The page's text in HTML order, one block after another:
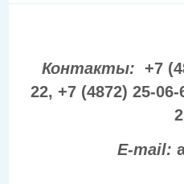
Контакты: +7
22, +7 (4872) 25-
E-mail: